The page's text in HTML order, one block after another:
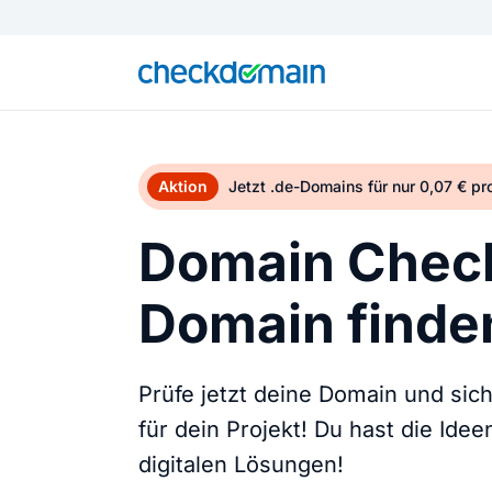
Aktion Jetzt .de-Domains für nur 0,07 €
Domain
Domain
Prüfe jetzt deine Domain und
für dein Projekt! Du hast die
digitalen Lösungen!